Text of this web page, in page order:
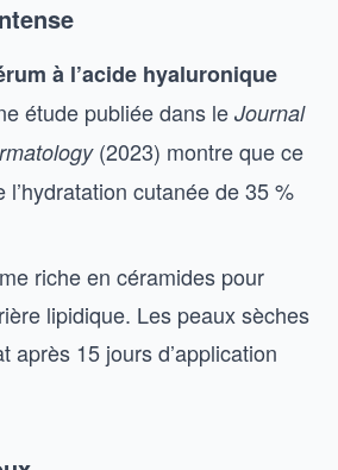
à l’acide hyaluronique
étude publiée dans le Journal
(2023) montre que ce
l’hydratation cutanée de 35 %
riche en céramides pour
lipidique. Les peaux sèches
après 15 jours d’application